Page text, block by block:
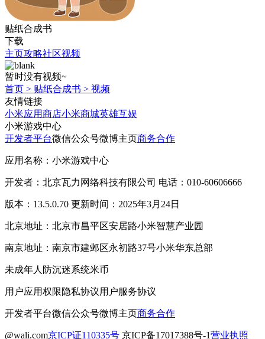
贴纸合成书
下载
主页攻略社区视频
暂时没有视频~
首页 > 贴纸合成书 > 视频
友情链接
小米应用商店小米商城英雄互娱
小米游戏中心
开发者平台微信公众号微博主页商务合作
应用名称：小米游戏中心
开发者：北京瓦力网络科技有限公司 电话：010-60606666
版本：13.5.0.70 更新时间：2025年3月24日
北京地址：北京市昌平区安居路小米智慧产业园
南京地址：南京市建邺区永初路37号小米华东总部
未成年人防沉迷系统米币
用户应用权限隐私协议用户服务协议
开发者平台微信公众号微博主页商务合作
@wali.com京ICP证110335号 京ICP备17017388号-1营业执照